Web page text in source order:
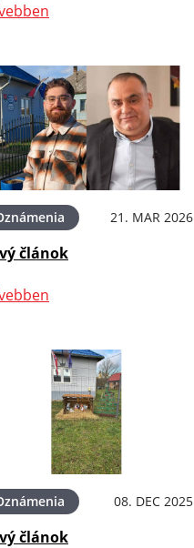
21. MAR 2026
článok
08. DEC 2025
článok